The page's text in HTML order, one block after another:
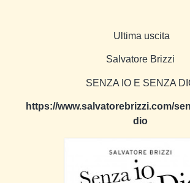
Ultima uscita
Salvatore Brizzi
SENZA IO E SENZA
https://www.salvatorebrizzi.com/
dio